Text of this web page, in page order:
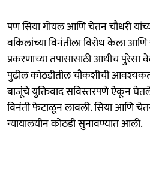
पण सिया गोयल आणि चेतन चौधरी
वकिलांच्या विनंतीला विरोध केला आणि
प्रकरणाच्या तपासासाठी आधीच
पुढील कोठडीतील चौकशीची आवश्यकता
बाजूंचे युक्तिवाद सविस्तरपणे ऐकून
विनंती फेटाळून लावली. सिया आणि
न्यायालयीन कोठडी सुनावण्यात आली.